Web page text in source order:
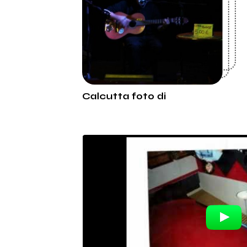
Calcutta foto di